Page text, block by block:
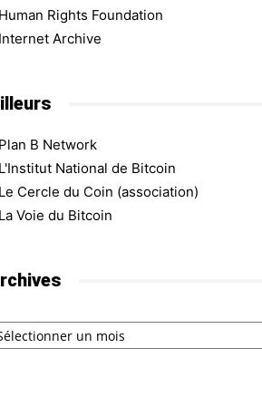
Human Rights Foundation
Internet Archive
Plan B Network
L'Institut National de Bitcoin
Le Cercle du Coin (association)
La Voie du Bitcoin